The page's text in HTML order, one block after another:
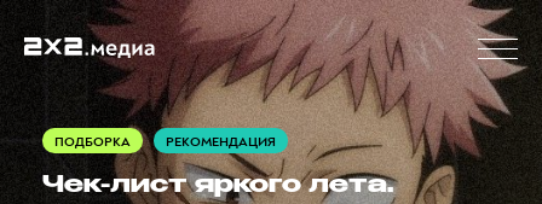
ПОДБОРКА РЕКОМЕНДАЦИЯ
Чек-лист яркого лета.